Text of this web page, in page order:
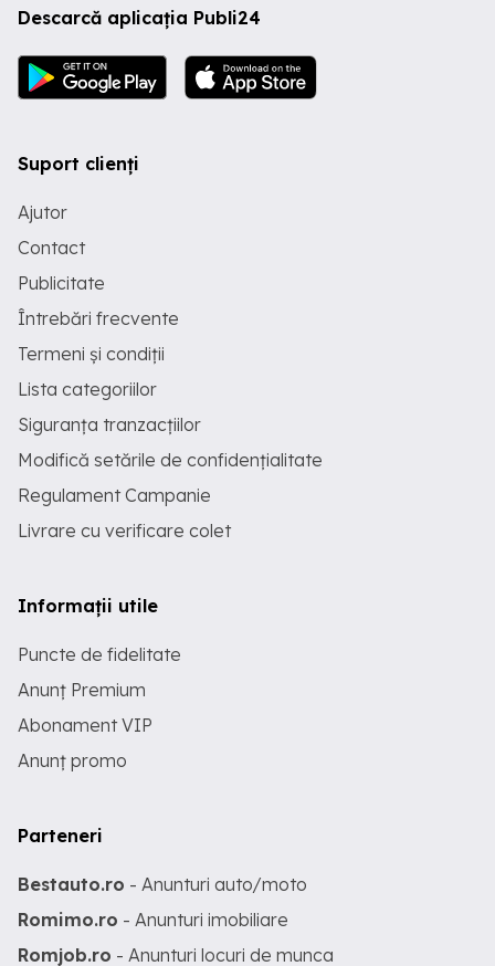
Descarcă aplicația Publi24
Suport clienți
Ajutor
Contact
Publicitate
Întrebări frecvente
Termeni și condiții
Lista categoriilor
Siguranța tranzacțiilor
Modifică setările de confidențialitate
Regulament Campanie
Livrare cu verificare colet
Informații utile
Puncte de fidelitate
Anunț Premium
Abonament VIP
Anunț promo
Parteneri
Bestauto.ro - Anunturi auto/moto
Romimo.ro - Anunturi imobiliare
Romjob.ro - Anunturi locuri de munca